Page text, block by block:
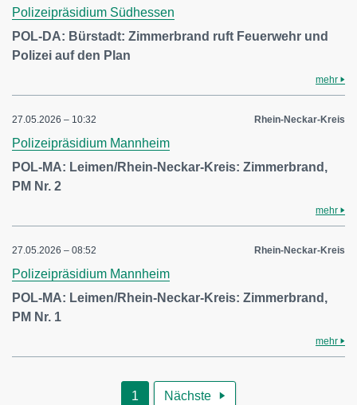
Polizeipräsidium Südhessen
POL-DA: Bürstadt: Zimmerbrand ruft Feuerwehr und
Polizei auf den Plan
mehr
27.05.2026 – 10:32 Rhein-Neckar-Kreis
Polizeipräsidium Mannheim
POL-MA: Leimen/Rhein-Neckar-Kreis: Zimmerbrand,
PM Nr. 2
mehr
27.05.2026 – 08:52 Rhein-Neckar-Kreis
Polizeipräsidium Mannheim
POL-MA: Leimen/Rhein-Neckar-Kreis: Zimmerbrand,
PM Nr. 1
mehr
1 Nächste 